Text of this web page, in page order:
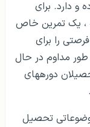
و دارد. برای
، یک تمرین خاص
را برای
طور مداوم در حال
دوره­های
تحصیل